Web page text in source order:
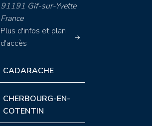
91191 Gif-sur-Yvette
France
Plus d'infos et plan
d'accès
CADARACHE
CHERBOURG-EN-
COTENTIN